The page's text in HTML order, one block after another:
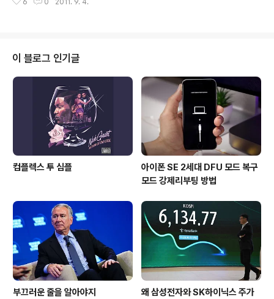
및 아이패드2에서 테스트 후 충돌없이 잘 돌아가는 트윅
는 아이폰의 문자를 PC/넷북(노트북) 또는 아이패드에서
보낼 수 있는 트윅입니다. 특히 장문의 문자 쓰기에 좋습니
다. [바로가기] Safari Upload Enabler Safari Downl
oad Manager와 함께 사용하면 Safari에서도 다운로드
및 업로드가 가능해집니다. 이메일..
6 0 2011. 9. 4.
이 블로그 인기글
컴플렉스 투 심플
아이폰 SE 2세대 DFU 모드 복구
모드 강제리부팅 방법
부끄러운 줄을 알아야지
왜 삼성전자와 SK하이닉스 주가